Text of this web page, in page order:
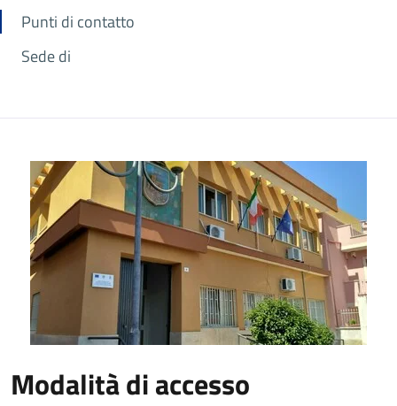
Punti di contatto
Sede di
Modalità di accesso